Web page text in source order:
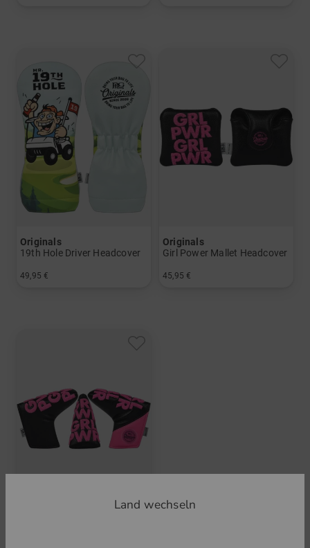
Originals
19th Hole Driver Headcover
49,95 €
Originals
Girl Power Mallet Headcover
45,95 €
Land wechseln